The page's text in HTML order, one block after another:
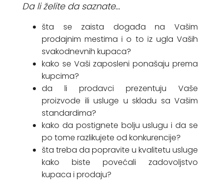
Da li želite da saznate…
šta se zaista događa na Vašim
prodajnim mestima i o to iz ugla Vaših
svakodnevnih kupaca?
kako se Vaši zaposleni ponašaju prema
kupcima?
da li prodavci prezentuju Vaše
proizvode ili usluge u skladu sa Vašim
standardima?
kako da postignete bolju uslugu i da se
po tome razlikujete od konkurencije?
šta treba da popravite u kvalitetu usluge
kako biste povećali zadovoljstvo
kupaca i prodaju?